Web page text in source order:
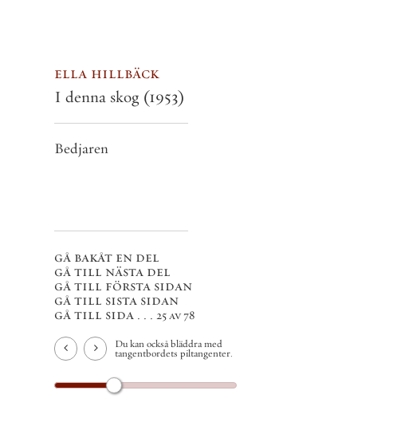
ella hillbäck
I denna skog (1953)
Bedjaren
gå bakåt en del
gå till nästa del
gå till första sidan
gå till sista sidan
gå till sida . . . 25 av 78
Du kan också bläddra med
tangentbordets piltangenter.